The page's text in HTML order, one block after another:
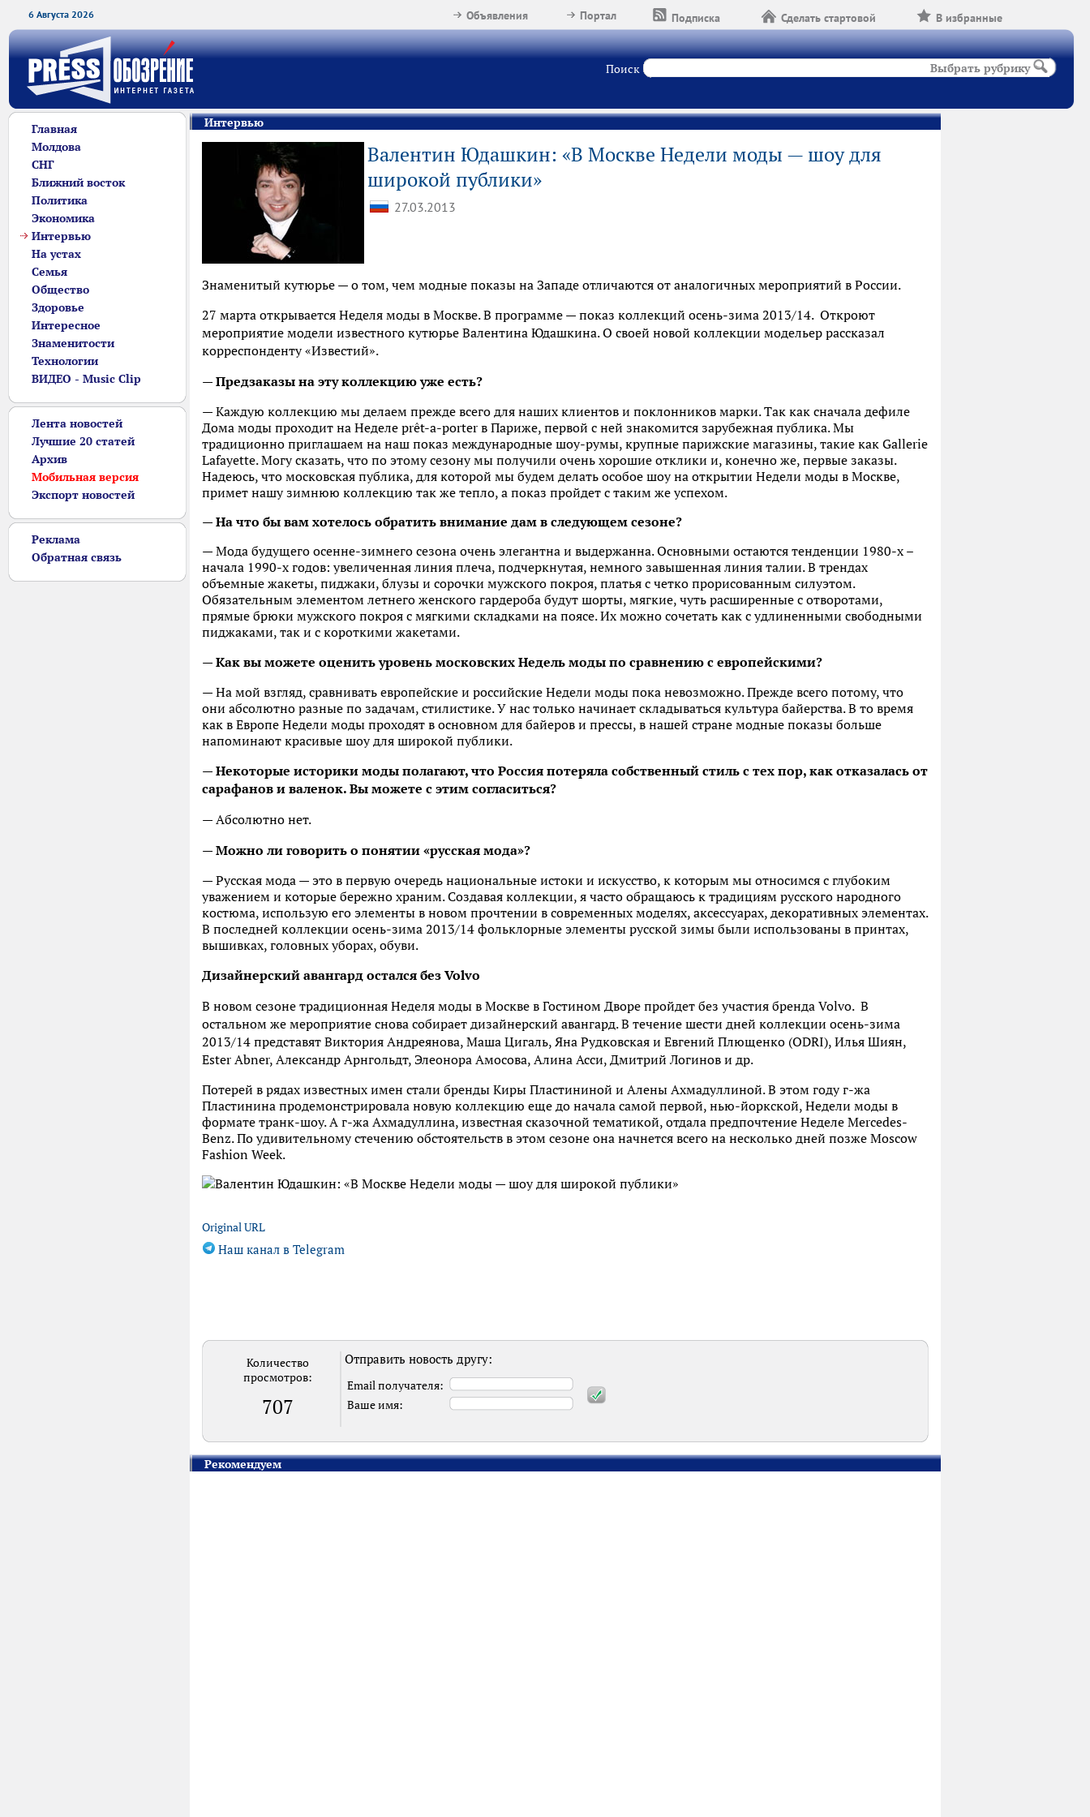
6 Августа 2026 В избранные
Сделать стартовой
Подписка
Портал
Объявления
Поиск Выбрать рубрику
Главная
Молдова
СНГ
Ближний восток
Политика
Экономика
Интервью
На устах
Семья
Общество
Здоровье
Интересное
Знаменитости
Технологии
ВИДЕО - Music Clip
Лента новостей
Лучшие 20 статей
Архив
Мобильная версия
Экспорт новостей
Реклама
Обратная связь
Интервью
Валентин Юдашкин: «В Москве Недели моды — шоу для
широкой публики»
27.03.2013
Знаменитый кутюрье — о том, чем модные показы на Западе отличаются от аналогичных мероприятий в России.
27 марта открывается Неделя моды в Москве. В программе — показ коллекций осень-зима 2013/14.Откроют
мероприятие модели известного кутюрье Валентина Юдашкина. О своей новой коллекции модельер рассказал
корреспонденту «Известий».
— Предзаказы на эту коллекцию уже есть?
— Каждую коллекцию мы делаем прежде всего для наших клиентов и поклонников марки. Так как сначала дефиле
Дома моды проходит на Неделе prêt-a-porter в Париже, первой с ней знакомится зарубежная публика. Мы
традиционно приглашаем на наш показ международные шоу-румы, крупные парижские магазины, такие как Gallerie
Lafayette. Могу сказать, что по этому сезону мы получили очень хорошие отклики и, конечно же, первые заказы.
Надеюсь, что московская публика, для которой мы будем делать особое шоу на открытии Недели моды в Москве,
примет нашу зимнюю коллекцию так же тепло, а показ пройдет с таким же успехом.
— На что бы вам хотелось обратить внимание дам в следующем сезоне?
— Мода будущего осенне-зимнего сезона очень элегантна и выдержанна. Основными остаются тенденции 1980-х –
начала 1990-х годов: увеличенная линия плеча, подчеркнутая, немного завышенная линия талии. В трендах
объемные жакеты, пиджаки, блузы и сорочки мужского покроя, платья с четко прорисованным силуэтом.
Обязательным элементом летнего женского гардероба будут шорты, мягкие, чуть расширенные с отворотами,
прямые брюки мужского покроя с мягкими складками на поясе. Их можно сочетать как с удлиненными свободными
пиджаками, так и с короткими жакетами.
— Как вы можете оценить уровень московских Недель моды по сравнению с европейскими?
— На мой взгляд, сравнивать европейские и российские Недели моды пока невозможно. Прежде всего потому, что
они абсолютно разные по задачам, стилистике. У нас только начинает складываться культура байерства. В то время
как в Европе Недели моды проходят в основном для байеров и прессы, в нашей стране модные показы больше
напоминают красивые шоу для широкой публики.
— Некоторые историки моды полагают, что Россия потеряла собственный стиль с тех пор, как отказалась от
сарафанов и валенок. Вы можете с этим согласиться?
— Абсолютно нет.
— Можно ли говорить о понятии «русская мода»?
— Русская мода — это в первую очередь национальные истоки и искусство, к которым мы относимся с глубоким
уважением и которые бережно храним. Создавая коллекции, я часто обращаюсь к традициям русского народного
костюма, использую его элементы в новом прочтении в современных моделях, аксессуарах, декоративных элементах.
В последней коллекции осень-зима 2013/14 фольклорные элементы русской зимы были использованы в принтах,
вышивках, головных уборах, обуви.
Дизайнерский авангард остался без Volvo
В новом сезоне традиционная Неделя моды в Москве в Гостином Дворе пройдет без участия бренда Volvo. В
остальном же мероприятие снова собирает дизайнерский авангард. В течение шести дней коллекции осень-зима
2013/14 представят Виктория Андреянова, Маша Цигаль, Яна Рудковская и Евгений Плющенко (ODRI), Илья Шиян,
Ester Abner, Александр Арнгольдт, Элеонора Амосова, Алина Асси, Дмитрий Логинов и др.
Потерей в рядах известных имен стали бренды Киры Пластининой и Алены Ахмадуллиной. В этом году г-жа
Пластинина продемонстрировала новую коллекцию еще до начала самой первой, нью-йоркской, Недели моды в
формате транк-шоу. А г-жа Ахмадуллина, известная сказочной тематикой, отдала предпочтение Неделе Mercedes-
Benz. По удивительному стечению обстоятельств в этом сезоне она начнется всего на несколько дней позже Moscow
Fashion Week.
Original URL
Наш канал в Telegram
Количество
просмотров:
707
Отправить новость другу:
Email получателя:
Ваше имя:
Рекомендуем